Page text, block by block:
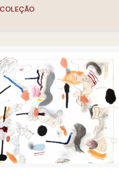
COLEÇÃO